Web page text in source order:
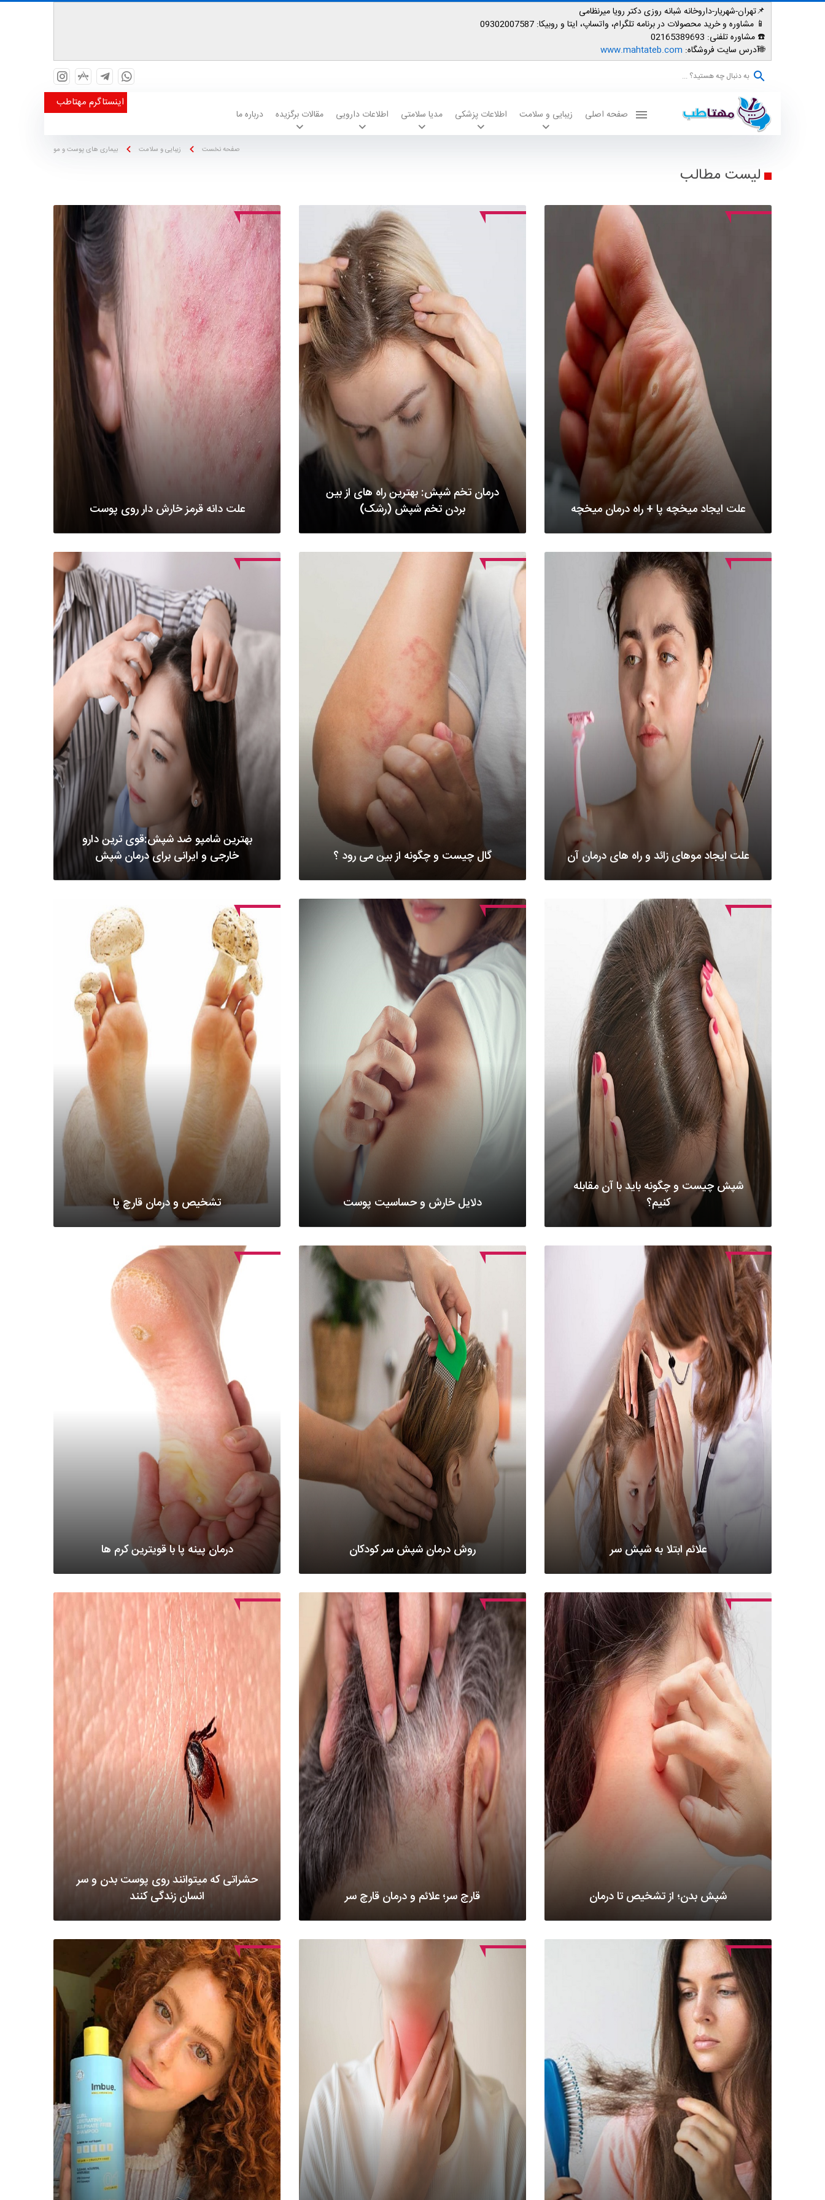
📌تهران-شهریار-داروخانه شبانه روزی دکتر رویا میرنظامی
📱 مشاوره و خرید محصولات در برنامه تلگرام، واتساپ، ایتا و روبیکا: 09302007587
☎️ مشاوره تلفنی:
🌐آدرس سایت فروشگاه: www.mahtateb.com
به دنبال چه هستید؟ ...
صفحه اصلی زیبایی و سلامت اطلاعات پزشکی مدیا سلامتی اطلاعات دارویی مقالات برگزیده درباره ما
اینستاگرم مهتاطب
صفحه نخست زیبایی و سلامت بیماری های پوست و مو
لیست مطالب
علت ایجاد میخچه پا + راه درمان میخچه
درمان تخم شپش: بهترین راه های از بین
بردن تخم شپش (رشک)
علت دانه قرمز خارش دار روی پوست
علت ایجاد موهای زائد و راه های درمان آن گال چیست و چگونه از بین می رود ؟
بهترین شامپو ضد شپش:قوی ترین دارو
خارجی و ایرانی برای درمان شپش
شپش چیست و چگونه باید با آن مقابله
کنیم؟
دلایل خارش و حساسیت پوست تشخیص و درمان قارچ پا
علائم ابتلا به شپش سر روش درمان شپش سر کودکان درمان پینه پا با قویترین کرم ها
شپش بدن؛ از تشخیص تا درمان قارچ سر؛ علائم و درمان قارچ سر
حشراتی که میتوانند روی پوست بدن و سر
انسان زندگی کنند